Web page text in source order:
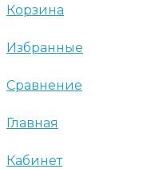
Корзина
Избранные
Сравнение
Главная
Кабинет